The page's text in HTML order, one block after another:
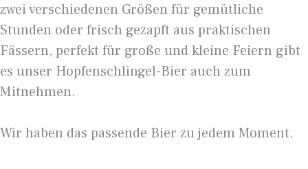
zwei verschiedenen Größen für gemütliche
Stunden oder frisch gezapft aus praktischen
Fässern, perfekt für große und kleine Feiern gibt
es unser Hopfenschlingel-Bier auch zum
Mitnehmen.
Wir haben das passende Bier zu jedem Moment.